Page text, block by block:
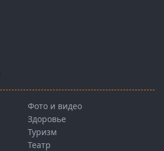
Фото и видео
Здоровье
Туризм
Театр